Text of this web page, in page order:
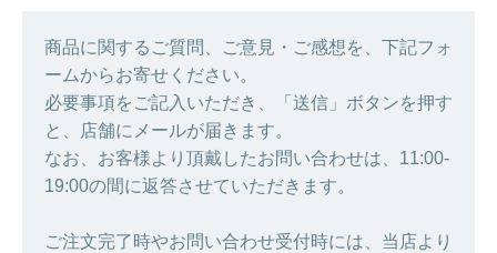
商品に関するご質問、ご意見・ご感想を、下記フォ
ームからお寄せください。
必要事項をご記入いただき、「送信」ボタンを押す
と、店舗にメールが届きます。
なお、お客様より頂戴したお問い合わせは、11:00-
19:00の間に返答させていただきます。
ご注文完了時やお問い合わせ受付時には、当店より